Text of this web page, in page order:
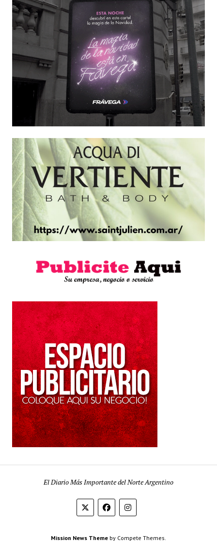
El Diario Más Importante del Norte Argentino
Mission News Theme by Compete Themes.